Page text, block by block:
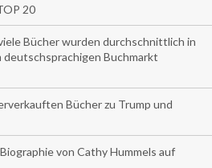
20
Bücher wurden durchschnittlich in
Buchmarkt
Bücher zu Trump und
von Cathy Hummels auf